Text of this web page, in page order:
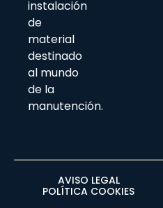
instalación
de
material
destinado
al mundo
de la
manutención.
AVISO LEGAL
POLÍTICA COOKIES